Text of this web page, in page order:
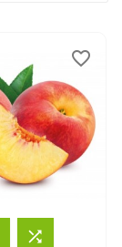

favorite_border